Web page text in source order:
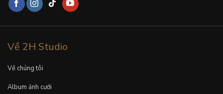
Về 2H Studio
Về chúng tôi
Album ảnh cưới